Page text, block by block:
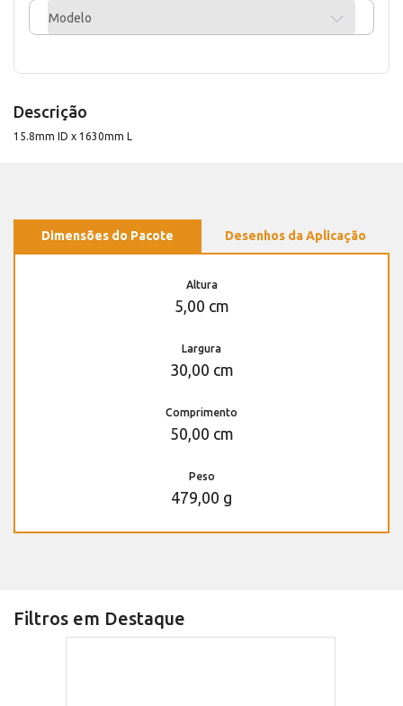
Modelo
Descrição
15.8mm ID x 1630mm L
Dimensões do Pacote Desenhos da Aplicação
Altura
5,00 cm
Largura
30,00 cm
Comprimento
50,00 cm
Peso
479,00 g
Filtros em Destaque